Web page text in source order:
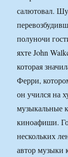
салютовал.
полуночи
яхте John
которая
Ферри,
он учился на
музыкальные
киноафиши.
нескольких
автор музыки